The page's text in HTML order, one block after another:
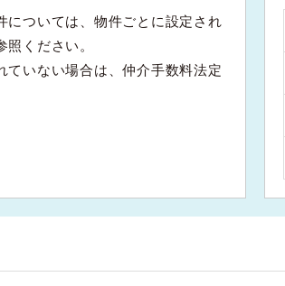
については、物件ごとに設定され
ください。
いない場合は、仲介手数料法定